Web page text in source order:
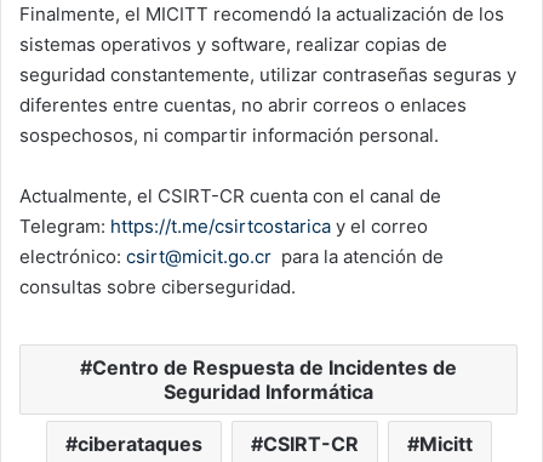
Finalmente, el MICITT recomendó la actualización de los
sistemas operativos y software, realizar copias de
seguridad constantemente, utilizar contraseñas seguras y
diferentes entre cuentas, no abrir correos o enlaces
sospechosos, ni compartir información personal.
Actualmente, el CSIRT-CR cuenta con el canal de
Telegram: https://t.me/csirtcostarica y el correo
electrónico: csirt@micit.go.cr para la atención de
consultas sobre ciberseguridad.
Centro de Respuesta de Incidentes de
Seguridad Informática
ciberataques CSIRT-CR Micitt